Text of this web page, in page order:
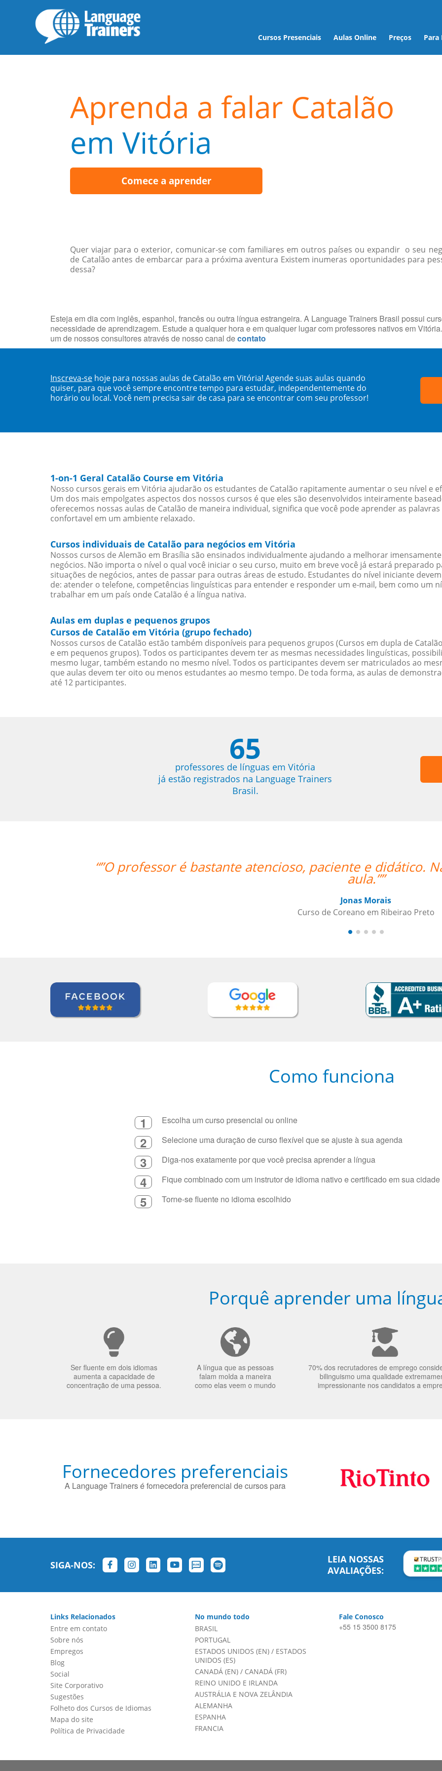
Cursos Presenciais Aulas Online Preços Para
Aprenda a falar Catalão
em Vitória
Comece a aprender
Quer viajar para o exterior, comunicar-se com familiares em outros países ou expandir o seu
de Catalão antes de embarcar para a próxima aventura Existem inumeras oportunidades para
dessa?
Esteja em dia com inglês, espanhol, francês ou outra língua estrangeira. A Language Trainers Brasil possui
necessidade de aprendizagem. Estude a qualquer hora e em qualquer lugar com professores nativos em
um de nossos consultores através de nosso canal decontato
Inscreva-se hoje para nossas aulas de Catalão em Vitória! Agende suas aulas quando
quiser, para que você sempre encontre tempo para estudar, independentemente do
horário ou local. Você nem precisa sair de casa para se encontrar com seu professor!
1-on-1 Geral Catalão Course em Vitória
Nosso cursos gerais em Vitória ajudarão os estudantes de Catalão rapitamente aumentar o seu nível e
Um dos mais empolgates aspectos dos nossos cursos é que eles são desenvolvidos inteiramente
oferecemos nossas aulas de Catalão de maneira individual, significa que você pode aprender as
confortavel em um ambiente relaxado.
Cursos individuais de Catalão para negócios em Vitória
Nossos cursos de Alemão em Brasília são ensinados individualmente ajudando a melhorar
negócios. Não importa o nível o qual você iniciar o seu curso, muito em breve você já estará preparado
situações de negócios, antes de passar para outras áreas de estudo. Estudantes do nível iniciante
de: atender o telefone, competências linguísticas para entender e responder um e-mail, bem como um
trabalhar em um país onde Catalão é a língua nativa.
Aulas em duplas e pequenos grupos
Cursos de Catalão em Vitória (grupo fechado)
Nossos cursos de Catalão estão também disponíveis para pequenos grupos (Cursos em dupla de
e em pequenos grupos). Todos os participantes devem ter as mesmas necessidades linguísticas,
mesmo lugar, também estando no mesmo nível. Todos os participantes devem ser matriculados ao
que aulas devem ter oito ou menos estudantes ao mesmo tempo. De toda forma, as aulas de
até 12 participantes.
65
professores de línguas em Vitória
já estão registrados na Language Trainers
Brasil.
paciente e didático. Não poderia estar mais feliz com a
Como funciona
1 Escolha um curso presencial ou online
2 Selecione uma duração de curso flexível que se ajuste à sua agenda
3 Diga-nos exatamente por que você precisa aprender a língua
4 Fique combinado com um instrutor de idioma nativo e certificado em sua
5 Torne-se fluente no idioma escolhido
Porquê aprender uma
Ser fluente em dois idiomas
aumenta a capacidade de
concentração de uma pessoa.
A língua que as pessoas
falam molda a maneira
como elas veem o mundo
70% dos recrutadores de emprego
bilinguismo uma qualidade
impressionante nos candidatos a
Fornecedores preferenciais
A Language Trainers é fornecedora preferencial de cursos para
SIGA-NOS:
LEIA NOSSAS
AVALIAÇÕES:
Links Relacionados
Entre em contato
Sobre nós
Empregos
Blog
Social
Site Corporativo
Sugestões
Folheto dos Cursos de Idiomas
Mapa do site
Política de Privacidade
No mundo todo
BRASIL
PORTUGAL
ESTADOS UNIDOS (EN)/ ESTADOS
UNIDOS (ES)
CANADÁ (EN)/ CANADÁ (FR)
REINO UNIDO E IRLANDA
AUSTRÁLIA E NOVA ZELÂNDIA
ALEMANHA
ESPANHA
FRANCIA
Fale Conosco
+55 15 3500 8175